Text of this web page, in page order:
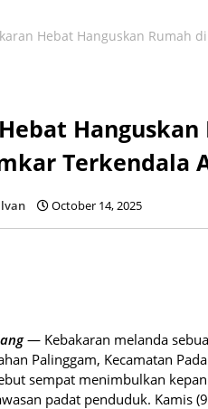
Hebat Hanguskan Rumah
Terkendala
October 14, 2025
— Kebakaran melanda
Palinggam, Kecamatan
sempat menimbulkan
padat penduduk. Kamis